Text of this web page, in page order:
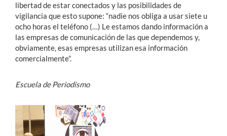
libertad de estar conectados y las posibilidades de
vigilancia que esto supone: “nadie nos obliga a usar siete u
ocho horas el teléfono (…) Le estamos dando información a
las empresas de comunicación de las que dependemos y,
obviamente, esas empresas utilizan esa información
comercialmente”.
Escuela de Periodismo